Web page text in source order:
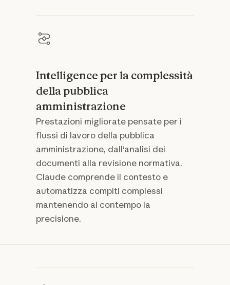
Intelligence per la complessità
della pubblica
amministrazione
Prestazioni migliorate pensate per i
flussi di lavoro della pubblica
amministrazione, dall'analisi dei
documenti alla revisione normativa.
Claude comprende il contesto e
automatizza compiti complessi
mantenendo al contempo la
precisione.